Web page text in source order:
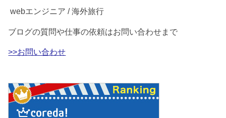
webエンジニア / 海外旅行
ブログの質問や仕事の依頼はお問い合わせまで
>>お問い合わせ